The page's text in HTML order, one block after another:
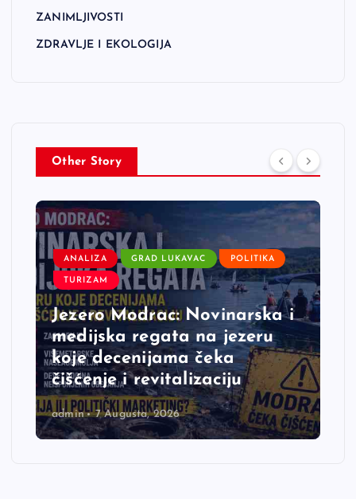
ZANIMLJIVOSTI
ZDRAVLJE I EKOLOGIJA
Other Story
ANALIZA GRAD LUKAVAC POLITIKA
TURIZAM
Jezero Modrac: Novinarska i
medijska regata na jezeru
koje decenijama čeka
čišćenje i revitalizaciju
admin 7 Augusta, 2026